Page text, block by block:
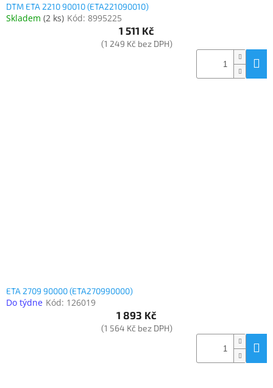
DTM ETA 2210 90010 (ETA221090010)
Skladem (2 ks) Kód: 8995225
1 511 Kč
(1 249 Kč bez DPH)
ETA 2709 90000 (ETA270990000)
Do týdne Kód: 126019
1 893 Kč
(1 564 Kč bez DPH)